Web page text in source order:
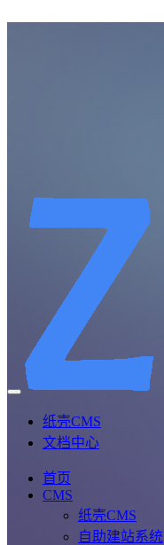
纸壳CMS
文档中心
首页
CMS
纸壳CMS
自助建站系统